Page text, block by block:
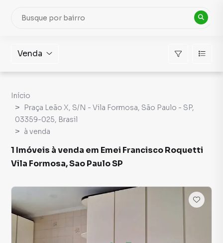
Venda
Início
Praça Leão X, S/N - Vila Formosa, São Paulo - SP,
03359-025, Brasil
à venda
1 Imóveis à venda em Emei Francisco Roquetti
Vila Formosa, Sao Paulo SP